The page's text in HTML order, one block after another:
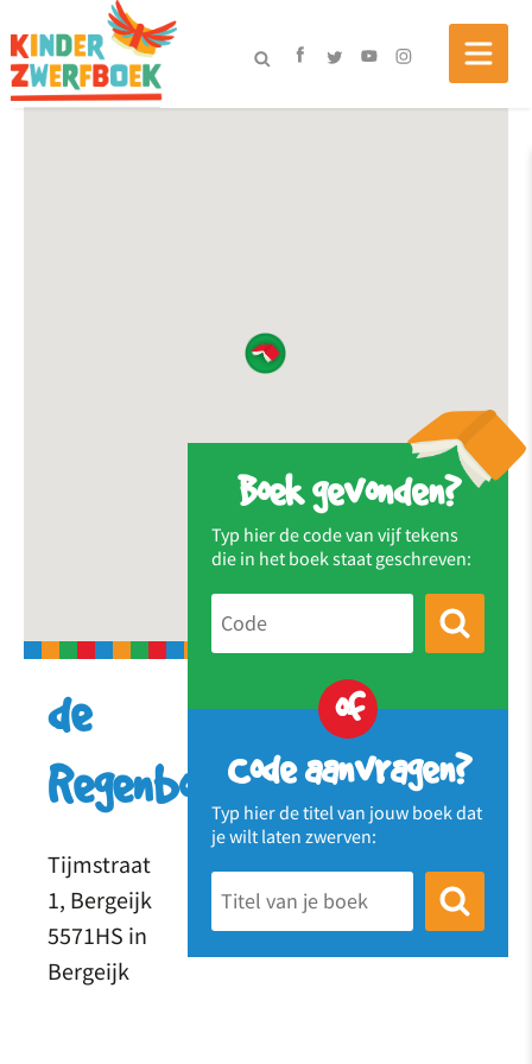
Boek gevonden?
Typ hier de code van vijf tekens
die in het boek staat geschreven:
of
Code aanvragen?
Typ hier de titel van jouw boek dat
je wilt laten zwerven:
de
Regenboog
Tijmstraat
1, Bergeijk
5571HS in
Bergeijk